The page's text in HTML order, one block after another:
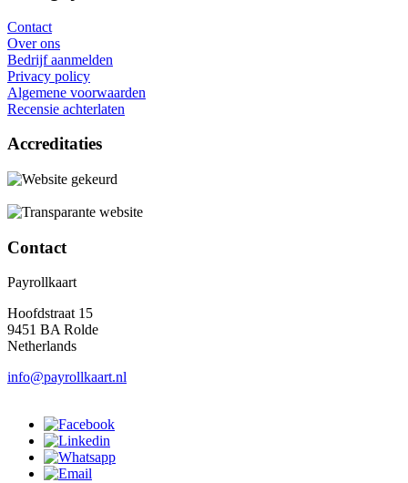
Contact
Over ons
Bedrijf aanmelden
Privacy policy
Algemene voorwaarden
Recensie achterlaten
Accreditaties
Contact
Payrollkaart
Hoofdstraat 15
9451 BA Rolde
Netherlands
info@payrollkaart.nl